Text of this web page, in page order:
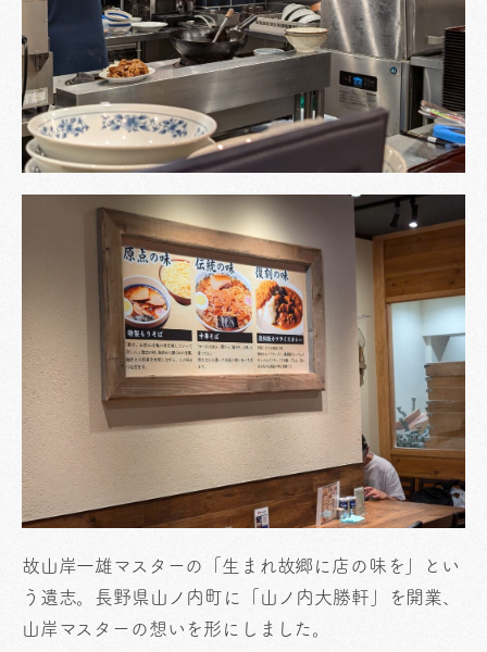
故山岸一雄マスターの「生まれ故郷に店の味を」とい
う遺志。長野県山ノ内町に「山ノ内大勝軒」を開業、
山岸マスターの想いを形にしました。